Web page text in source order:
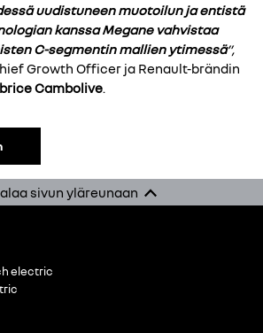
uudistuneen muotoilun ja entistä
kanssa Megane vahvistaa
C-segmentin mallien ytimessä”,
Growth Officer ja Renault-brändin
Cambolive.
sivun yläreunaan
electric